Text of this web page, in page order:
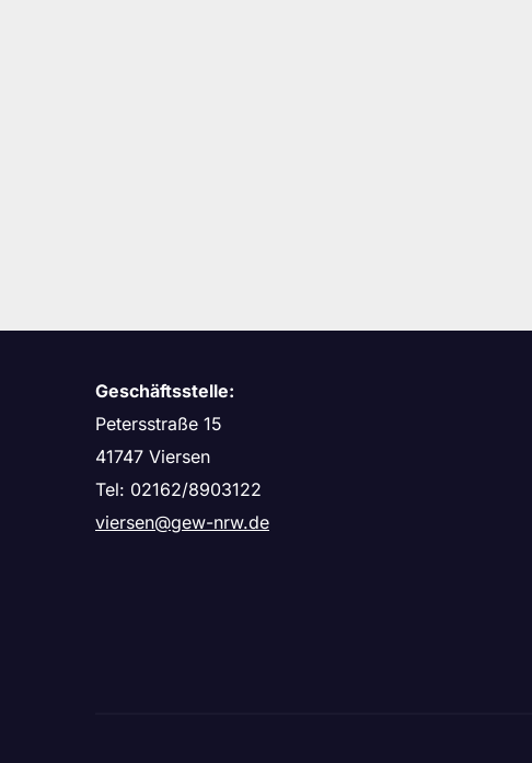
Geschäftsstelle:
Petersstraße 15
41747 Viersen
Tel: 02162/8903122
viersen@gew-nrw.de